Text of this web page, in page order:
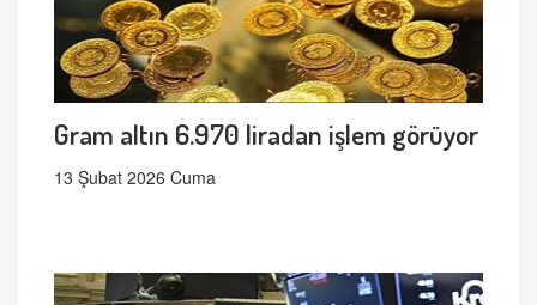
Gram altın 6.970 liradan işlem görüyor
13 Şubat 2026 Cuma